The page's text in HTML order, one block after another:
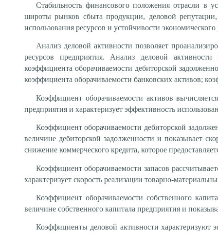
Стабильность финансового положения отрасли в
широты рынков сбыта продукции, деловой
использования ресурсов и устойчивости
Анализ деловой активности позволяет
ресурсов предприятия. Анализ деловой активности
коэффициента оборачиваемости дебиторской
коэффициента оборачиваемости банковских активов;
Коэффициент оборачиваемости активов
предприятия и характеризует эффективность
Коэффициент оборачиваемости дебиторской
величине дебиторской задолженности и показывает
снижение коммерческого кредита, которое
Коэффициент оборачиваемости запасов
характеризует скорость реализации товарно-
Коэффициент оборачиваемости собственного
величине собственного капитала предприятия и
Коэффициенты деловой активности характеризуют